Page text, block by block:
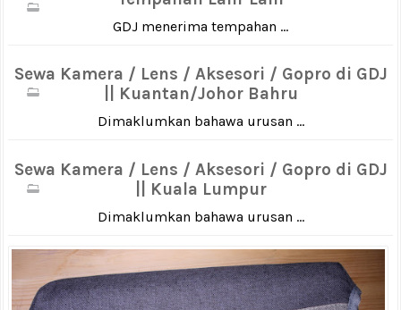
GDJ menerima tempahan ...
Sewa Kamera / Lens / Aksesori / Gopro di GDJ
|| Kuantan/Johor Bahru
Dimaklumkan bahawa urusan ...
Sewa Kamera / Lens / Aksesori / Gopro di GDJ
|| Kuala Lumpur
Dimaklumkan bahawa urusan ...